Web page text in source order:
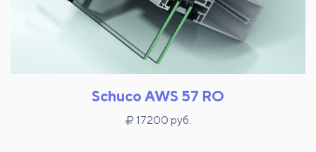
Schuco AWS 57 RO
17200 руб.